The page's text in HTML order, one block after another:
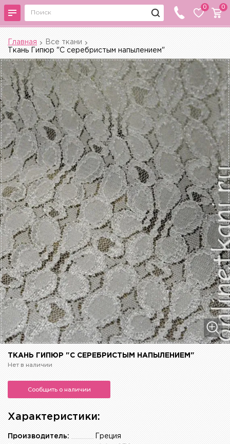
0 0
Главная
Все ткани
Ткань Гипюр "С серебристым напылением"
ТКАНЬ ГИПЮР "С СЕРЕБРИСТЫМ НАПЫЛЕНИЕМ"
Нет в наличии
Сообщить о наличии
Характеристики:
Греция
Производитель: